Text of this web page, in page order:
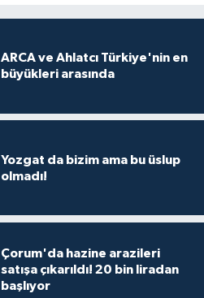
ARCA ve Ahlatcı Türkiye'nin en
büyükleri arasında
Yozgat da bizim ama bu üslup
olmadı!
Çorum'da hazine arazileri
satışa çıkarıldı! 20 bin liradan
başlıyor